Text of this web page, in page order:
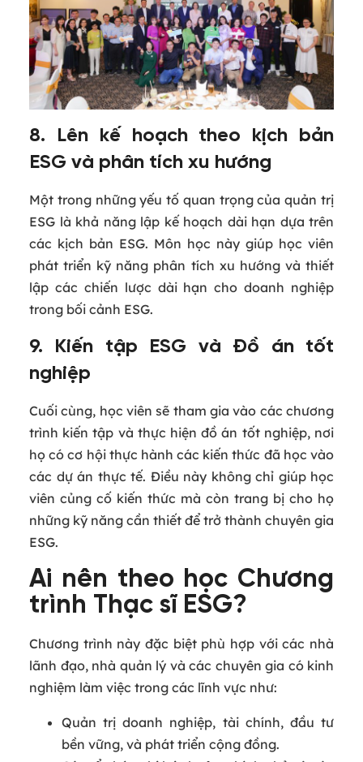
8. Lên kế hoạch theo kịch bản
ESG và phân tích xu hướng
Một trong những yếu tố quan trọng của quản trị
ESG là khả năng lập kế hoạch dài hạn dựa trên
các kịch bản ESG. Môn học này giúp học viên
phát triển kỹ năng phân tích xu hướng và thiết
lập các chiến lược dài hạn cho doanh nghiệp
trong bối cảnh ESG.
9. Kiến tập ESG và Đồ án tốt
nghiệp
Cuối cùng, học viên sẽ tham gia vào các chương
trình kiến tập và thực hiện đồ án tốt nghiệp, nơi
họ có cơ hội thực hành các kiến thức đã học vào
các dự án thực tế. Điều này không chỉ giúp học
viên củng cố kiến thức mà còn trang bị cho họ
những kỹ năng cần thiết để trở thành chuyên gia
ESG.
Ai nên theo học Chương
trình Thạc sĩ ESG?
Chương trình này đặc biệt phù hợp với các nhà
lãnh đạo, nhà quản lý và các chuyên gia có kinh
nghiệm làm việc trong các lĩnh vực như:
Quản trị doanh nghiệp, tài chính, đầu tư
bền vững, và phát triển cộng đồng.